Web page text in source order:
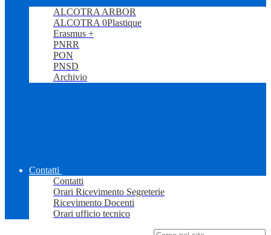
ALCOTRA ARBOR
ALCOTRA 0Plastique
Erasmus +
PNRR
PON
PNSD
Archivio
Contatti
Contatti
Orari Ricevimento Segreterie
Ricevimento Docenti
Orari ufficio tecnico